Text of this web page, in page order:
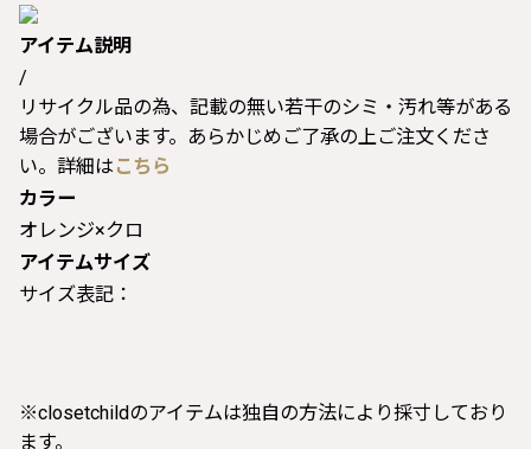
アイテム説明
/
リサイクル品の為、記載の無い若干のシミ・汚れ等がある
場合がございます。あらかじめご了承の上ご注文くださ
い。詳細は こちら
カラー
オレンジ×クロ
アイテムサイズ
サイズ表記：
※closetchildのアイテムは独自の方法により採寸しており
ます。